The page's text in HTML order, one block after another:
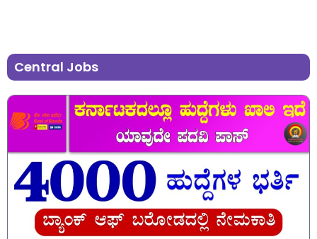
Central Jobs